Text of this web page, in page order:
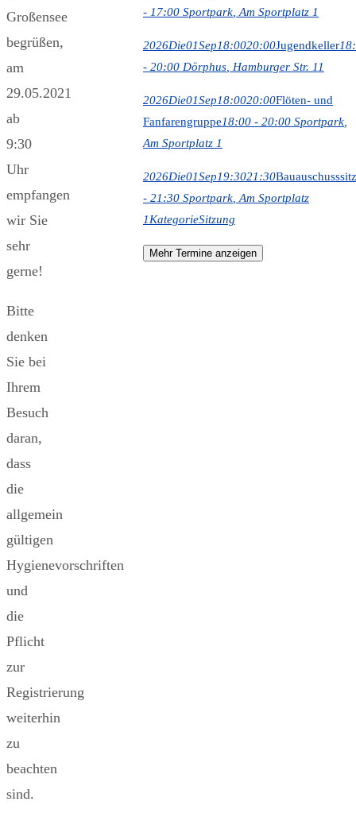
Großensee
begrüßen,
am
29.05.2021
ab
9:30
Uhr
empfangen
wir Sie
sehr
gerne!
Bitte
denken
Sie bei
Ihrem
Besuch
daran,
dass
die
allgemein
gültigen
Hygienevorschriften
und
die
Pflicht
zur
Registrierung
weiterhin
zu
beachten
sind.
- 17:00 Sportpark , Am Sportplatz 1
2026Die01Sep18:0020:00Jugendkeller
- 20:00 Dörphus , Hamburger Str. 11
2026Die01Sep18:0020:00Flöten- und
Fanfarengruppe18:00 - 20:00 Sportpark
Am Sportplatz 1
2026Die01Sep19:3021:30
- 21:30 Sportpark , Am Sportplatz
1KategorieSitzung
Mehr Termine anzeigen